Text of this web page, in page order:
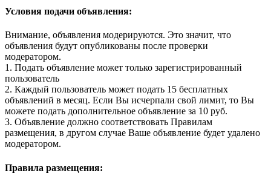
Условия подачи объявления:
Внимание, объявления модерируются. Это значит, что
объявления будут опубликованы после проверки
модератором.
1. Подать объявление может только зарегистрированный
пользователь
2. Каждый пользователь может подать 15 бесплатных
объявлений в месяц. Если Вы исчерпали свой лимит, то Вы
можете подать дополнительное объявление за 10 руб.
3. Объявление должно соответствовать Правилам
размещения, в другом случае Ваше объявление будет удалено
модератором.
Правила размещения: